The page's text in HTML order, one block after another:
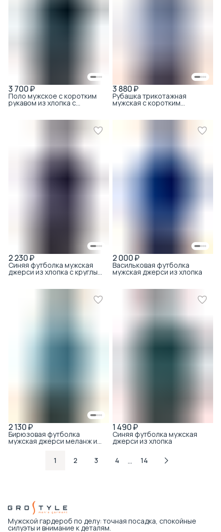
3 700 ₽
Поло мужское с коротким
рукавом из хлопка с
вискозой джерси синий
3 880 ₽
Рубашка трикотажная
мужская с коротким
рукавом из хлопка с
2 230 ₽
Синяя футболка мужская
джерси из хлопка с круглым
вырезом
2 000 ₽
Васильковая футболка
мужская джерси из хлопка
2 130 ₽
Бирюзовая футболка
мужская джерси меланж из
хлопка с принтом
1 490 ₽
Синяя футболка мужская
джерси из хлопка
1 2 3 4 … 14
Мужской гардероб по делу: точная посадка, спокойные
силуэты и внимание к деталям.